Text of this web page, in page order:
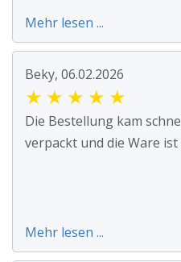
Mehr lesen ...
Beky, 06.02.2026
★ ★ ★ ★ ★
Die Bestellung kam
verpackt und die Ware
Mehr lesen ...